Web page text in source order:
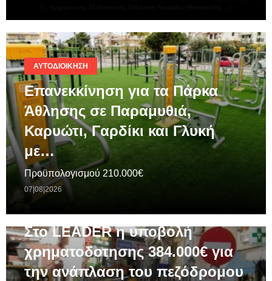
ΑΥΤΟΔΙΟΊΚΗΣΗ
Επανεκκίνηση για τα Πάρκα
Άθλησης σε Παραμυθιά,
Καρυώτι, Γαρδίκι και Γλυκή
με…
Προϋπολογισμού 210.000€
07|08|2026
Στο LEADER η υποβολή
χρηματοδοτησης 384.000€ για
την ανάπλαση του πεζόδρομου